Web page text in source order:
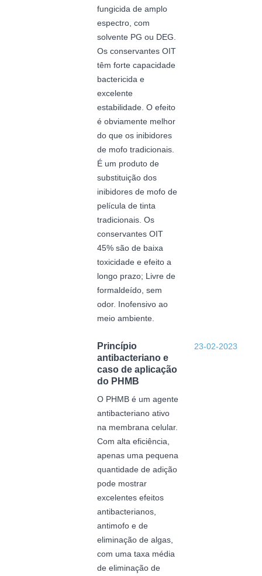
fungicida de amplo
espectro, com
solvente PG ou DEG.
Os conservantes OIT
têm forte capacidade
bactericida e
excelente
estabilidade. O efeito
é obviamente melhor
do que os inibidores
de mofo tradicionais.
É um produto de
substituição dos
inibidores de mofo de
película de tinta
tradicionais. Os
conservantes OIT
45% são de baixa
toxicidade e efeito a
longo prazo; Livre de
formaldeído, sem
odor. Inofensivo ao
meio ambiente.
23-02-2023
Princípio
antibacteriano e
caso de aplicação
do PHMB
O PHMB é um agente
antibacteriano ativo
na membrana celular.
Com alta eficiência,
apenas uma pequena
quantidade de adição
pode mostrar
excelentes efeitos
antibacterianos,
antimofo e de
eliminação de algas,
com uma taxa média
de eliminação de